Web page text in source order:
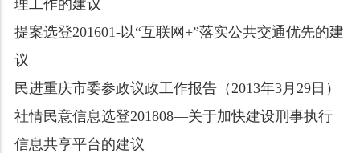
理工作的建议
提案选登201601-以“互联网+”落实公共交通优先的建
议
民进重庆市委参政议政工作报告（2013年3月29日）
社情民意信息选登201808—关于加快建设刑事执行
信息共享平台的建议